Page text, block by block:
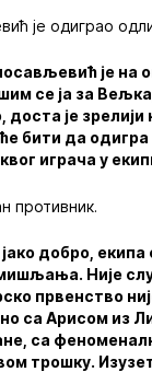
је одиграо
је на
се ја за
је
бити да одигра
играча у
противник.
добро,
Није
првенство
са Арисом из
са
трошку.